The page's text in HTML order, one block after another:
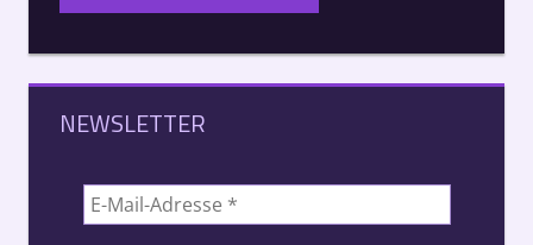
NEWSLETTER